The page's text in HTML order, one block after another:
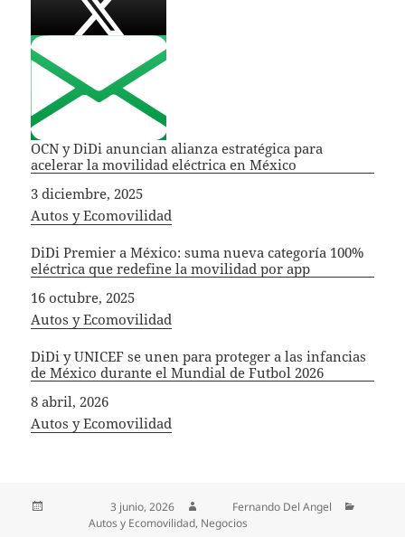
OCN y DiDi anuncian alianza estratégica para
acelerar la movilidad eléctrica en México
Fecha
3 diciembre, 2025
In relation to
Autos y Ecomovilidad
DiDi Premier a México: suma nueva categoría 100%
eléctrica que redefine la movilidad por app
Fecha
16 octubre, 2025
In relation to
Autos y Ecomovilidad
DiDi y UNICEF se unen para proteger a las infancias
de México durante el Mundial de Futbol 2026
Fecha
8 abril, 2026
In relation to
Autos y Ecomovilidad
Publicado el3 junio, 2026
Fernando Del Angel
CategoríasAutos y Ecomovilidad, Negocios